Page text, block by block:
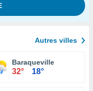
Autres villes
Baraqueville
32° 18°